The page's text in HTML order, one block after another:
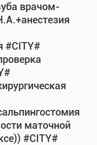
врачом-
#CITY#
маточной
#CITY#